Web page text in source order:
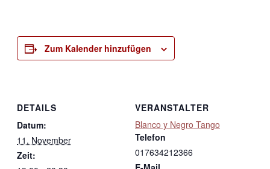
Zum Kalender hinzufügen
DETAILS
Datum:
11. November
Zeit:
VERANSTALTER
Blanco y Negro Tango
Telefon
017634212366